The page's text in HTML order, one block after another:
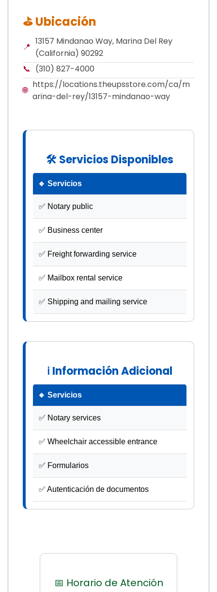
⛳ Ubicación
📍
13157 Mindanao Way, Marina Del Rey
(California) 90292
📞 (310) 827-4000
🌐
https://locations.theupsstore.com/ca/m
arina-del-rey/13157-mindanao-way
🛠 Servicios Disponibles
🔹 Servicios
✅ Notary public
✅ Business center
✅ Freight forwarding service
✅ Mailbox rental service
✅ Shipping and mailing service
ℹ Información Adicional
🔹 Servicios
✅ Notary services
✅ Wheelchair accessible entrance
✅ Formularios
✅ Autenticación de documentos
📅 Horario de Atención